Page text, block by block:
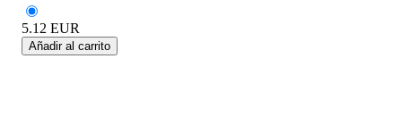
5.12 EUR
Añadir al carrito